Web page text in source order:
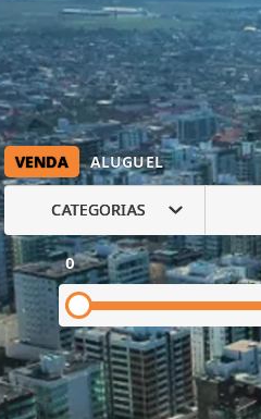
VENDA ALUGUEL
CATEGORIAS
0